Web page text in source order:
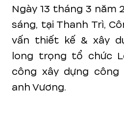
Ngày 13 tháng 3 năm
sáng, tại Thanh Trì,
vấn thiết kế & xây
long trọng tổ chức
công xây dựng
anh Vương.